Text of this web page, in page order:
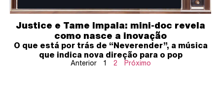
Justice e Tame Impala: mini-doc revela
como nasce a inovação
O que está por trás de “Neverender”, a música
que indica nova direção para o pop
Anterior 1 2 Próximo